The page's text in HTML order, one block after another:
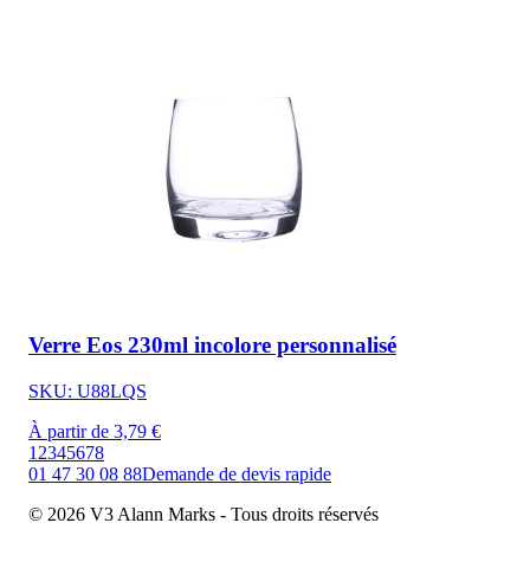
Verre Eos 230ml incolore personnalisé
SKU: U88LQS
À partir de 3,79 €
1 2345678
01 47 30 08 88Demande de devis rapide
© 2026 V3 Alann Marks - Tous droits réservés